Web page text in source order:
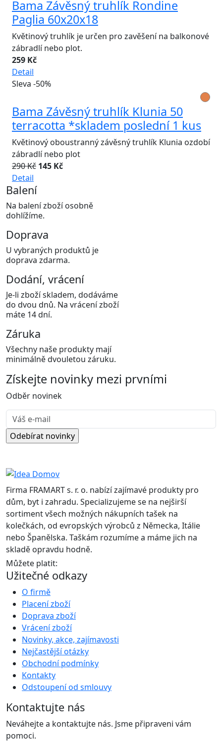
Bama Závěsný truhlík Rondine
Paglia 60x20x18
Květinový truhlík je určen pro zavěšení na balkonové
zábradlí nebo plot.
259 Kč
Detail
Sleva -50%
Bama Závěsný truhlík Klunia 50
terracotta *skladem poslední 1 kus
Květinový oboustranný závěsný truhlík Klunia ozdobí
zábradlí nebo plot
290 Kč 145 Kč
Detail
Balení
Na balení zboží osobně
dohlížíme.
Doprava
U vybraných produktů je
doprava zdarma.
Dodání, vrácení
Je-li zboží skladem, dodáváme
do dvou dnů. Na vrácení zboží
máte 14 dní.
Záruka
Všechny naše produkty mají
minimálně dvouletou záruku.
Získejte novinky mezi prvními
Odběr novinek
Firma FRAMART s. r. o. nabízí zajímavé produkty pro
dům, byt i zahradu. Specializujeme se na nejširší
sortiment všech možných nákupních tašek na
kolečkách, od evropských výrobců z Německa, Itálie
nebo Španělska. Taškám rozumíme a máme jich na
skladě opravdu hodně.
Můžete platit:
Užitečné odkazy
O firmě
Placení zboží
Doprava zboží
Vrácení zboží
Novinky, akce, zajímavosti
Nejčastější otázky
Obchodní podmínky
Kontakty
Odstoupení od smlouvy
Kontaktujte nás
Neváhejte a kontaktujte nás. Jsme připraveni vám
pomoci.